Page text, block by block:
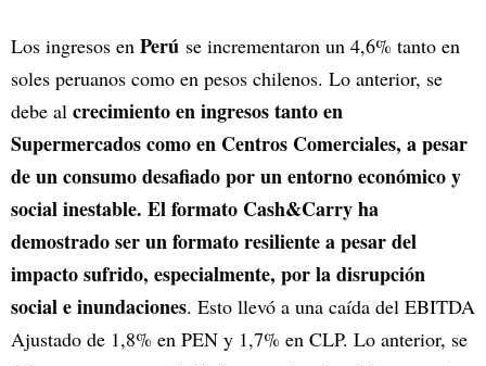
Los ingresos en Perú se incrementaron un 4,6% tanto en
soles peruanos como en pesos chilenos. Lo anterior, se
debe al crecimiento en ingresos tanto en
Supermercados como en Centros Comerciales, a pesar
de un consumo desafiado por un entorno económico y
social inestable. El formato Cash&Carry ha
demostrado ser un formato resiliente a pesar del
impacto sufrido, especialmente, por la disrupción
social e inundaciones. Esto llevó a una caída del EBITDA
Ajustado de 1,8% en PEN y 1,7% en CLP. Lo anterior, se